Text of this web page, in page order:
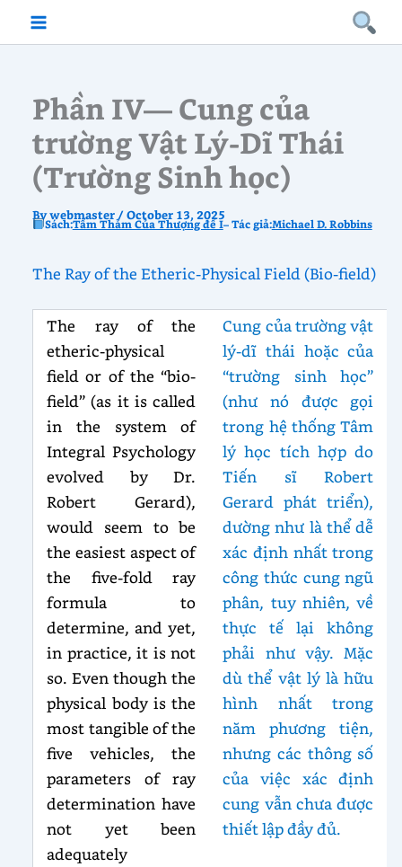
Phần IV— Cung của
trường Vật Lý-Dĩ Thái
(Trường Sinh học)
Bywebmaster /October 13, 2025
Sách:Tấm Thảm Của Thượng đế I– Tác giả:Michael D. Robbins
The Ray of the Etheric-Physical Field (Bio-field)
The ray of the
etheric-physical
field or of the “bio-
field” (as it is called
in the system of
Integral Psychology
evolved by Dr.
Robert Gerard),
would seem to be
the easiest aspect of
the five-fold ray
formula to
determine, and yet,
in practice, it is not
so. Even though the
physical body is the
most tangible of the
five vehicles, the
parameters of ray
determination have
not yet been
adequately
Cung của trường vật
lý-dĩ thái hoặc của
“trường sinh học”
(như nó được gọi
trong hệ thống Tâm
lý học tích hợp do
Tiến sĩ Robert
Gerard phát triển),
dường như là thể dễ
xác định nhất trong
công thức cung ngũ
phân, tuy nhiên, về
thực tế lại không
phải như vậy. Mặc
dù thể vật lý là hữu
hình nhất trong
năm phương tiện,
nhưng các thông số
của việc xác định
cung vẫn chưa được
thiết lập đầy đủ.